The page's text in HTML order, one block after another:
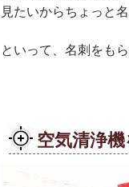
見たいからちょっと
といって、名刺をもら
空気清浄